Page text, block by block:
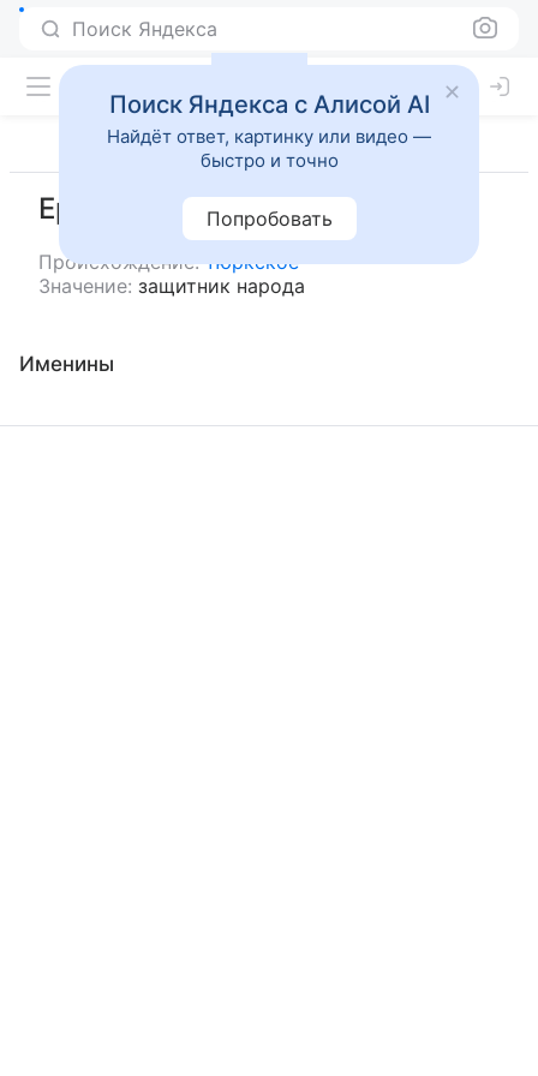
Поиск Яндекса
Ер-Улан
Происхождение: тюркское
Значение: защитник народа
Именины
Поиск Яндекса с Алисой AI
Найдёт ответ, картинку или видео —
быстро и точно
Попробовать